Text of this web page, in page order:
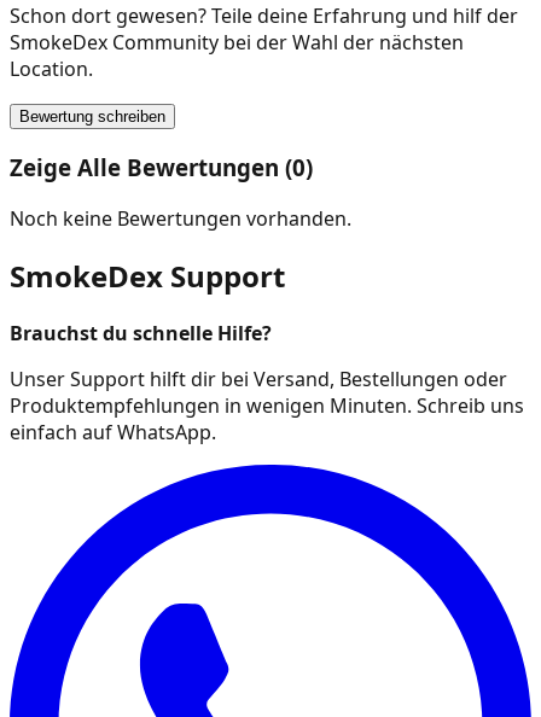
Schon dort gewesen? Teile deine Erfahrung und hilf der
SmokeDex Community bei der Wahl der nächsten
Location.
Bewertung schreiben
Zeige Alle Bewertungen (0)
Noch keine Bewertungen vorhanden.
SmokeDex Support
Brauchst du schnelle Hilfe?
Unser Support hilft dir bei Versand, Bestellungen oder
Produktempfehlungen in wenigen Minuten. Schreib uns
einfach auf WhatsApp.